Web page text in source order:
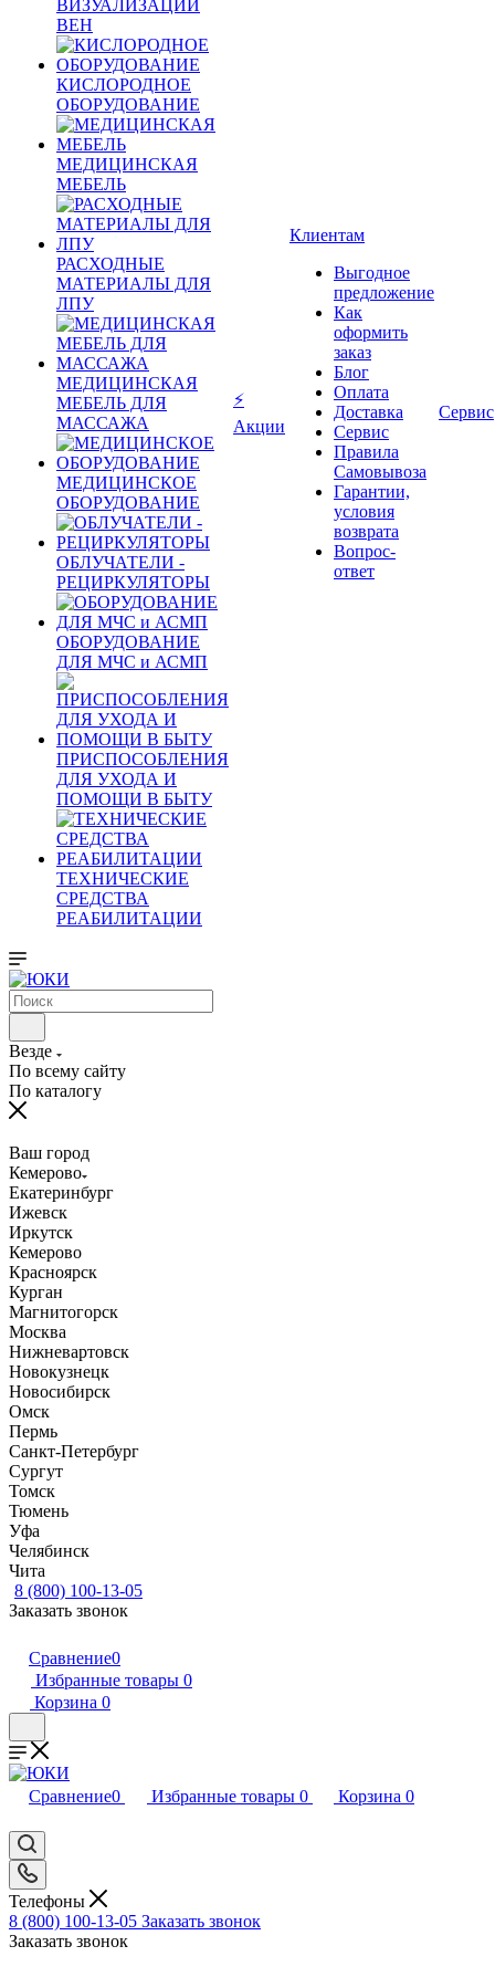
ВИЗУАЛИЗАЦИИ
ВЕН
КИСЛОРОДНОЕ
ОБОРУДОВАНИЕ
МЕДИЦИНСКАЯ
МЕБЕЛЬ
РАСХОДНЫЕ
МАТЕРИАЛЫ ДЛЯ
ЛПУ
МЕДИЦИНСКАЯ
МЕБЕЛЬ ДЛЯ
МАССАЖА
МЕДИЦИНСКОЕ
ОБОРУДОВАНИЕ
ОБЛУЧАТЕЛИ -
РЕЦИРКУЛЯТОРЫ
ОБОРУДОВАНИЕ
ДЛЯ МЧС и АСМП
ПРИСПОСОБЛЕНИЯ
ДЛЯ УХОДА И
ПОМОЩИ В БЫТУ
ТЕХНИЧЕСКИЕ
СРЕДСТВА
РЕАБИЛИТАЦИИ
⚡
Акции
Клиентам
Выгодное
предложение
Как
оформить
заказ
Блог
Оплата
Доставка
Сервис
Правила
Самовывоза
Гарантии,
условия
возврата
Вопрос-
ответ
Сервис
Везде
По всему сайту
По каталогу
Ваш город
Кемерово
Екатеринбург
Ижевск
Иркутск
Кемерово
Красноярск
Курган
Магнитогорск
Москва
Нижневартовск
Новокузнецк
Новосибирск
Омск
Пермь
Санкт-Петербург
Сургут
Томск
Тюмень
Уфа
Челябинск
Чита
8 (800) 100-13-05
Заказать звонок
Сравнение0
Избранные товары 0
Корзина 0
Сравнение0 Избранные товары 0 Корзина 0
Телефоны
8 (800) 100-13-05 Заказать звонок
Заказать звонок